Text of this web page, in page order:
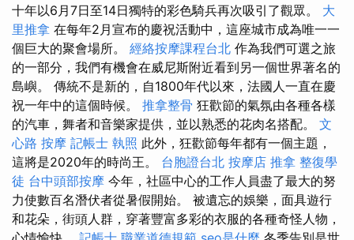
十年以6月7日至14日獨特的彩色騎兵再次吸引了觀眾。 大
里推拿 在每年2月宣布的慶祝活動中，這座城市成為唯一一
個巨大的聚會場所。 經絡按摩課程台北 作為我們可選之旅
的一部分，我們有機會在威尼斯附近看到另一個世界著名的
島嶼。 傳統不是新的，自1800年代以來，法國人一直在慶
祝一年中的這個時候。 推拿整骨 狂歡節的氣氛由各種各樣
的汽車，舞者和音樂家提供，並以熟悉的花肉名搭配。 文
心路 按摩 記帳士 執照 此外，狂歡節每年都有一個主題，
這將是2020年的時尚王。 台胞證台北 按摩店 推拿 整復學
徒 台中頭部按摩 今年，社區中心的工作人員盡了最大的努
力使數百名潛伏者從暑假開始。 被遺忘的娛樂，面具遊行
和花朵，街頭人群，穿著豐富多彩的衣服的各種奇怪人物，